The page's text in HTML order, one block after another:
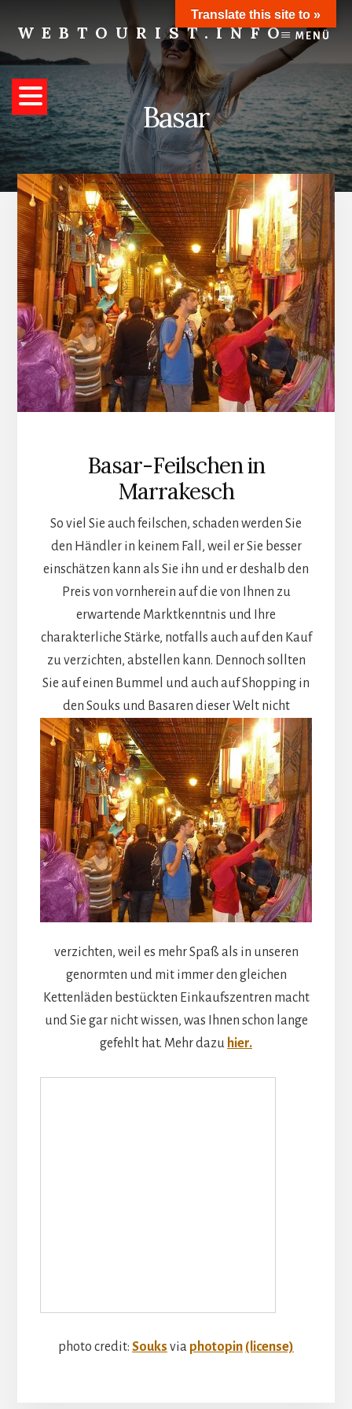
content
WEBTOURIST.INFO
Reisen
MENÜ
Basar
Basar-Feilschen in
Marrakesch
So viel Sie auch feilschen, schaden werden Sie
den Händler in keinem Fall, weil er Sie besser
einschätzen kann als Sie ihn und er deshalb den
Preis von vornherein auf die von Ihnen zu
erwartende Marktkenntnis und Ihre
charakterliche Stärke, notfalls auch auf den Kauf
zu verzichten, abstellen kann. Dennoch sollten
Sie auf einen Bummel und auch auf Shopping in
den Souks und Basaren dieser Weltnicht
verzichten, weil es mehr Spaß als in unseren
genormten und mit immer den gleichen
Kettenläden bestückten Einkaufszentren macht
und Sie gar nicht wissen, was Ihnen schon lange
gefehlt hat. Mehr dazu hier.
photo credit: Souks via photopin (license)
Translate this site to »